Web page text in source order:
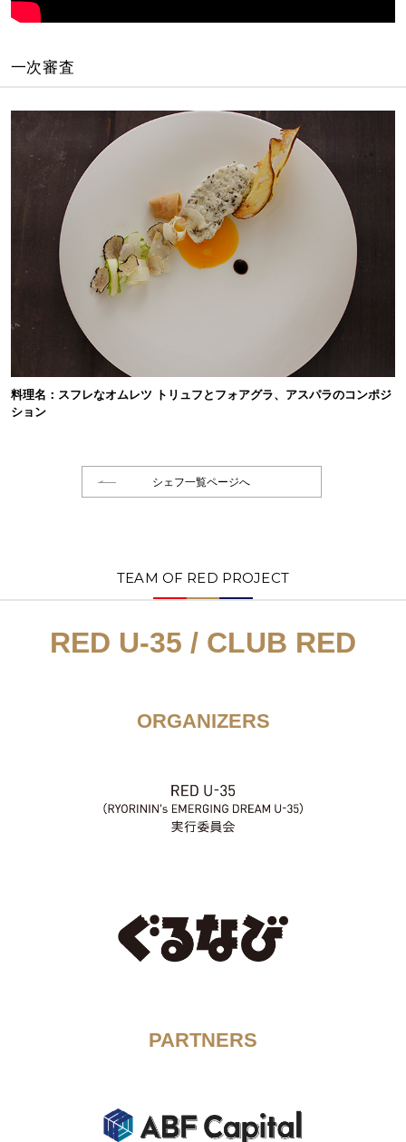
一次審査
料理名：スフレなオムレツ トリュフとフォアグラ、アスパラのコンポジ
ション
シェフ一覧ページへ
TEAM OF RED PROJECT
RED U-35 / CLUB RED
ORGANIZERS
PARTNERS